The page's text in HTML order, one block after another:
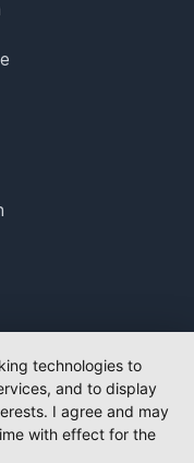
technologies to
and to display
I agree and may
with effect for the